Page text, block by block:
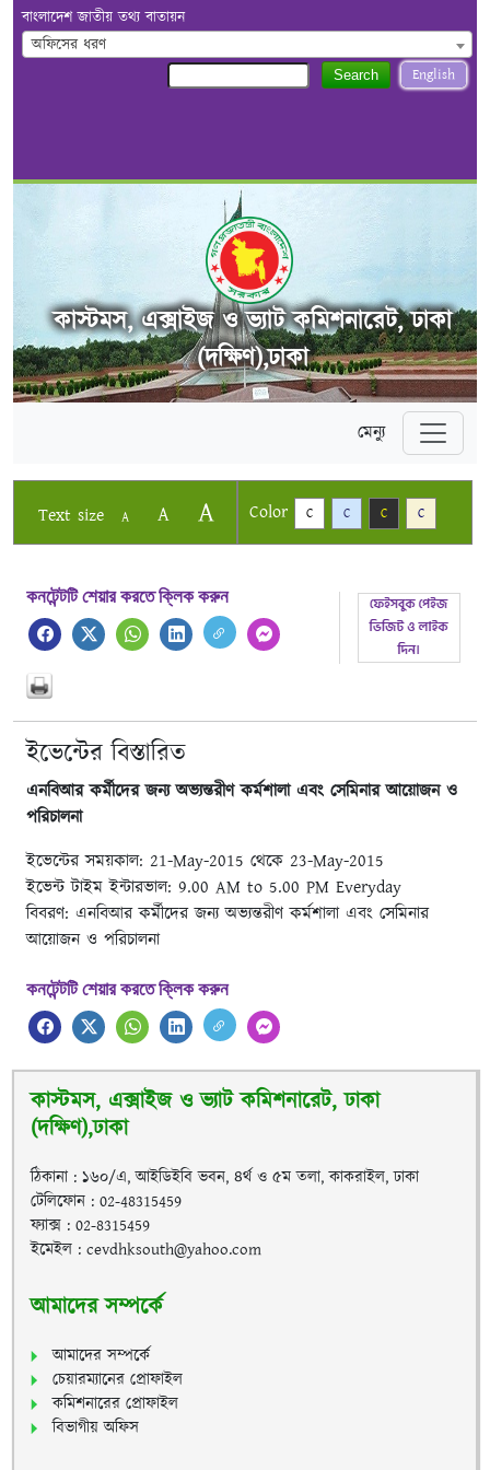
বাংলাদেশ জাতীয় তথ্য বাতায়ন
অফিসের ধরণ
English
Search
কাস্টমস, এক্সাইজ ও ভ্যাট কমিশনারেট, ঢাকা
(দক্ষিণ),ঢাকা
মেন্যু
Text size A A A Color C C C C
কনটেন্টটি শেয়ার করতে ক্লিক করুন
ইভেন্টের বিস্তারিত
এনবিআর কর্মীদের জন্য অভ্যন্তরীণ কর্মশালা এবং সেমিনার আয়োজন ও
পরিচালনা
ইভেন্টের সময়কাল: 21-May-2015 থেকে 23-May-2015
ইভেন্ট টাইম ইন্টারভাল: 9.00 AM to 5.00 PM Everyday
বিবরণ: এনবিআর কর্মীদের জন্য অভ্যন্তরীণ কর্মশালা এবং সেমিনার
আয়োজন ও পরিচালনা
কনটেন্টটি শেয়ার করতে ক্লিক করুন
কাস্টমস, এক্সাইজ ও ভ্যাট কমিশনারেট, ঢাকা
(দক্ষিণ),ঢাকা
ঠিকানা : ১৬০/এ, আইডিইবি ভবন, ৪র্থ ও ৫ম তলা, কাকরাইল, ঢাকা
টেলিফোন : 02-48315459
ফ্যাক্স : 02-8315459
ইমেইল : cevdhksouth@yahoo.com
আমাদের সম্পর্কে
আমাদের সম্পর্কে
চেয়ারম্যানের প্রোফাইল
কমিশনারের প্রোফাইল
বিভাগীয় অফিস